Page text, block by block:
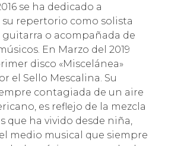
se ha dedicado a
repertorio como solista
guitarra o acompañada de
En Marzo del 2019
disco «Miscelánea»
el Sello Mescalina. Su
contagiada de un aire
es reflejo de la mezcla
que ha vivido desde niña,
medio musical que siempre